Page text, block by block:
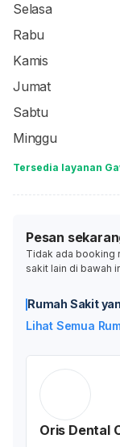
Selasa
Rabu
Kamis
Jumat
Sabtu
Minggu
Tersedia layanan
Pesan
Tidak ada booking
sakit lain di bawah
Rumah Sakit
Lihat Semua
Oris Dental